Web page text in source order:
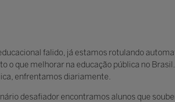
falido, já estamos rotulando
que melhorar na educação pública no
enfrentamos diariamente.
desafiador encontramos alunos que